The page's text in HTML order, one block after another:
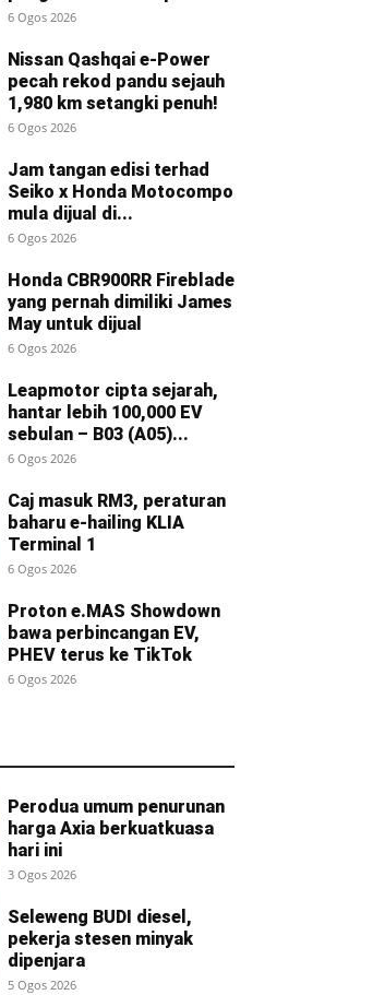
6 Ogos 2026
Nissan Qashqai e-Power
pecah rekod pandu sejauh
1,980 km setangki penuh!
6 Ogos 2026
Jam tangan edisi terhad
Seiko x Honda Motocompo
mula dijual di...
6 Ogos 2026
Honda CBR900RR Fireblade
yang pernah dimiliki James
May untuk dijual
6 Ogos 2026
Leapmotor cipta sejarah,
hantar lebih 100,000 EV
sebulan – B03 (A05)...
6 Ogos 2026
Caj masuk RM3, peraturan
baharu e-hailing KLIA
Terminal 1
6 Ogos 2026
Proton e.MAS Showdown
bawa perbincangan EV,
PHEV terus ke TikTok
6 Ogos 2026
Perodua umum penurunan
harga Axia berkuatkuasa
hari ini
3 Ogos 2026
Seleweng BUDI diesel,
pekerja stesen minyak
dipenjara
5 Ogos 2026